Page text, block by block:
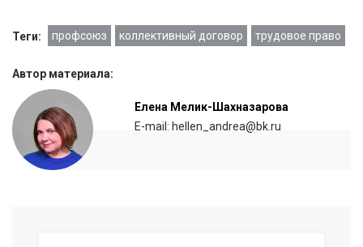
Теги: профсоюз коллективный договор трудовое право
Автор материала:
Елена Мелик-Шахназарова
E-mail: hellen_andrea@bk.ru